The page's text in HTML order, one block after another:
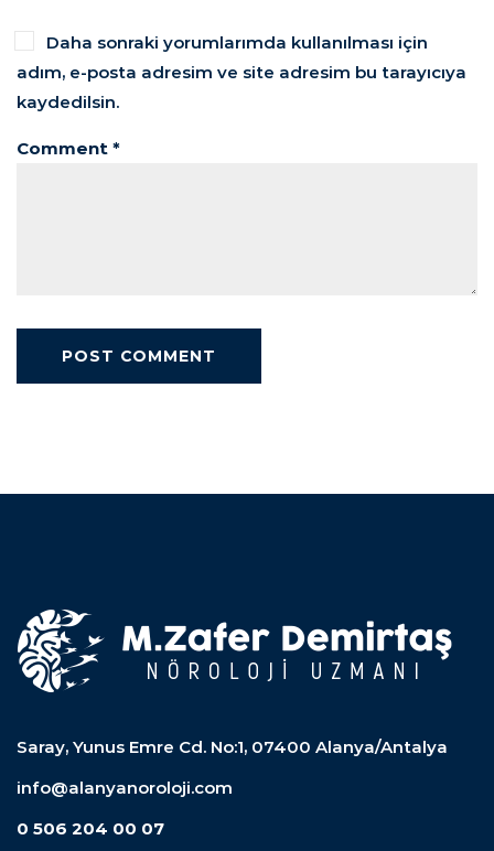
Daha sonraki yorumlarımda kullanılması için
adım, e-posta adresim ve site adresim bu tarayıcıya
kaydedilsin.
Comment *
Saray, Yunus Emre Cd. No:1, 07400 Alanya/Antalya
info@alanyanoroloji.com
0 506 204 00 07